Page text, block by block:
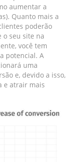
aumentar a
Quanto mais a
poderão
o seu site na
você tem
potencial. A
uma
e, devido a isso,
e atrair mais